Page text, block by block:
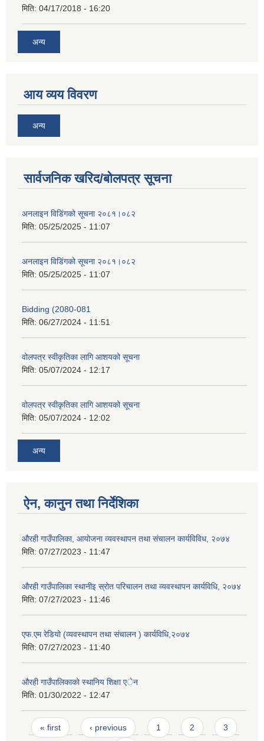
मिति: 04/17/2018 - 16:20
अन्य
आय व्यय विवरण
अन्य
सार्वजनिक खरिद/बोलपत्र सूचना
अनलाइन विडि‌ं‍गको सूचना २०८१।०८२
मिति: 05/25/2025 - 11:07
अनलाइन विडि‌ं‍गको सूचना २०८१।०८२
मिति: 05/25/2025 - 11:07
Bidding (2080-081
मिति: 06/27/2024 - 11:51
वोलपत्र स्वीकृतिका लागि आशयको सूचना
मिति: 05/07/2024 - 12:17
वोलपत्र स्वीकृतिका लागि आशयको सूचना
मिति: 05/07/2024 - 12:02
अन्य
ऐन, कानुन तथा निर्देशिका
औरही गाउँपालिका, आयोजना व्यवस्थापन तथा संचालन कार्यविविध, २०७४
मिति: 07/27/2023 - 11:47
औरही गाउँपालिका स्थानीइ स्रोत परिचालन तथा व्यवस्थापन कार्यविधि, २०७४
मिति: 07/27/2023 - 11:46
एफ.एम रेडियो (व्यवस्थापन तथा संचालन ) कार्यविधि,२०७४
मिति: 07/27/2023 - 11:40
औरही गाउँपालिकाकाे स्थानिय शिक्षा एेन
मिति: 01/30/2022 - 12:47
Pages
« first ‹ previous 1 2 3